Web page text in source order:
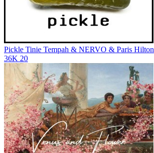
Pickle Tinie Tempah & NERVO & Paris Hilton
36K 20